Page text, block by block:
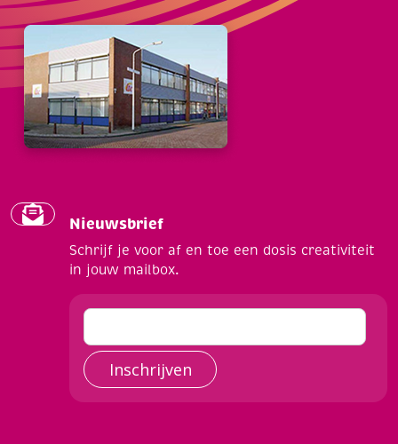
Nieuwsbrief
Schrijf je voor af en toe een dosis creativiteit
in jouw mailbox.
Inschrijven